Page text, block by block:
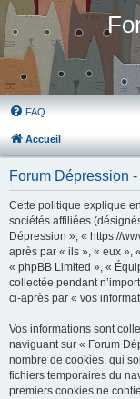
FAQ
Accueil
Forum Dépression
Cette politique explique
sociétés affiliées
Dépression », « https://
après par « ils », « eux »,
« phpBB Limited », «
collectée pendant
ci-après par « vos
Vos informations sont
naviguant sur « Forum
nombre de cookies, qui
fichiers temporaires du
premiers cookies ne